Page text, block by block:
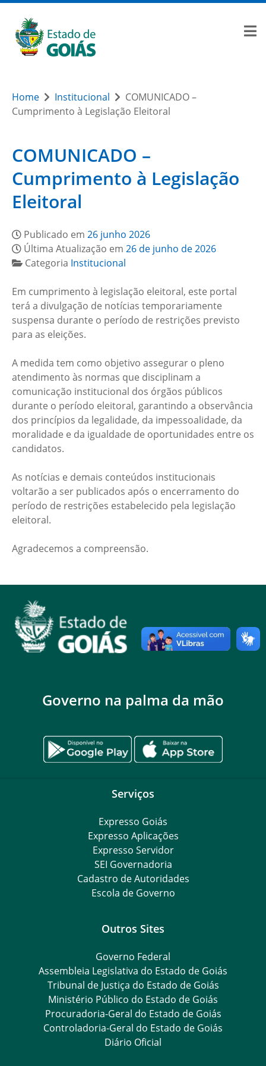
Home Institucional
COMUNICADO –
Cumprimento à Legislação Eleitoral
COMUNICADO –
Cumprimento à Legislação
Eleitoral
Publicado em 26 junho 2026
Última Atualização em 26 de junho de 2026
Categoria Institucional
Em cumprimento à legislação eleitoral, este portal
terá a divulgação de notícias temporariamente
suspensa durante o período de restrições previsto
para as eleições.
A medida tem como objetivo assegurar o pleno
atendimento às normas que disciplinam a
comunicação institucional dos órgãos públicos
durante o período eleitoral, garantindo a observância
dos princípios da legalidade, da impessoalidade, da
moralidade e da igualdade de oportunidades entre os
candidatos.
As notícias e demais conteúdos institucionais
voltarão a ser publicados após o encerramento do
período de restrições estabelecido pela legislação
eleitoral.
Agradecemos a compreensão.
Governo na palma da mão
Serviços
Expresso Goiás
Expresso Aplicações
Expresso Servidor
SEI Governadoria
Cadastro de Autoridades
Escola de Governo
Outros Sites
Governo Federal
Assembleia Legislativa do Estado de Goiás
Tribunal de Justiça do Estado de Goiás
Ministério Público do Estado de Goiás
Procuradoria-Geral do Estado de Goiás
Controladoria-Geral do Estado de Goiás
Diário Oficial